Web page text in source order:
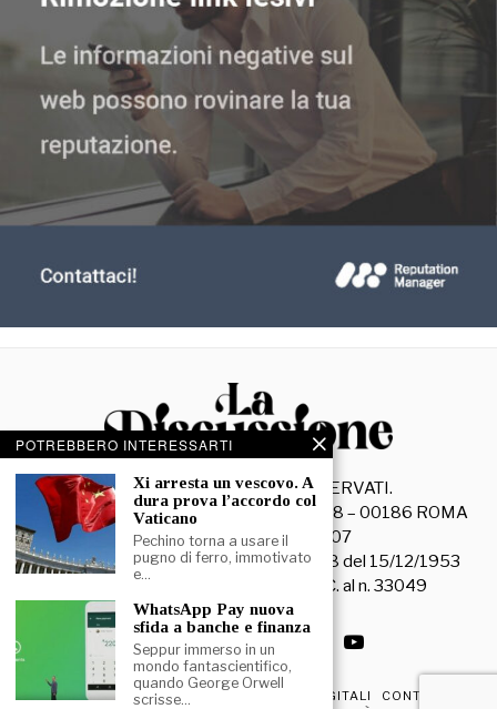
© 2026- TUTTI I DIRITTI RISERVATI.
La Discussione S.r.l. – Piazza Capranica, 78 – 00186 ROMA
C.F. e P. IVA 15045971007
Registrazione Tribunale di Roma n. 3628 del 15/12/1953
La società editrice è iscritta al R.O.C. al n. 33049
PRIVACY & COOKIE POLICY EDIZIONI DIGITALI
CONTATTI
POTREBBERO INTERESSARTI
Xi arresta un vescovo. A
dura prova l’accordo col
Vaticano
Pechino torna a usare il
pugno di ferro, immotivato
e…
WhatsApp Pay nuova
sfida a banche e finanza
Seppur immerso in un
mondo fantascientifico,
quando George Orwell
scrisse…